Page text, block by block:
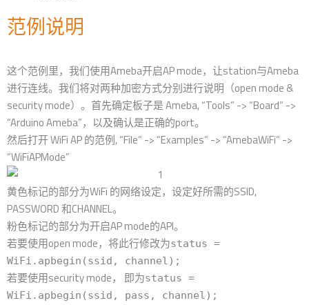
范例说明
这个范例里，我们使用Ameba开启AP mode，让station与Ameba
进行连线。我们将对两种加密方式分别进行说明（open mode &
security mode）。首先确定板子是 Ameba, “Tools” -> “Board” ->
“Arduino Ameba”，以及确认是正确的port。
然后打开 WiFi AP 的范例, “File” -> “Examples” -> “AmebaWiFi” ->
“WiFiAPMode”
黄色标记的部分为WiFi 的网络设定，设定好所需的SSID,
PASSWORD 和CHANNEL。
粉色标记的部分为开启AP mode的API。
若要使用open mode，将此行修改为status =
WiFi.apbegin(ssid, channel);
若要使用security mode， 即为status =
WiFi.apbegin(ssid, pass, channel);